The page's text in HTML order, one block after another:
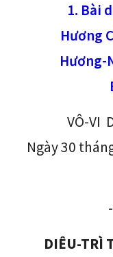
1. Bài
Hương
Hương-
VÔ-VI
Ngày 30
DIÊU-TRÌ